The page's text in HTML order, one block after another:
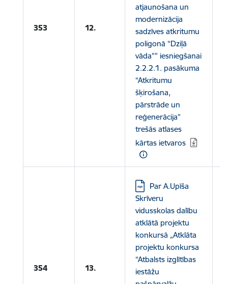
353 12.
atjaunošana un
modernizācija
sadzīves atkritumu
poligonā “Dziļā
vāda”” iesniegšanai
2.2.2.1. pasākuma
“Atkritumu
šķirošana,
pārstrāde un
reģenerācija”
trešās atlases
kārtas ietvaros
354 13.
Lejupielādēt:
Par A.Upīša
Skrīveru
vidusskolas dalību
atklātā projektu
konkursā „Atklāta
projektu konkursa
“Atbalsts izglītības
iestāžu